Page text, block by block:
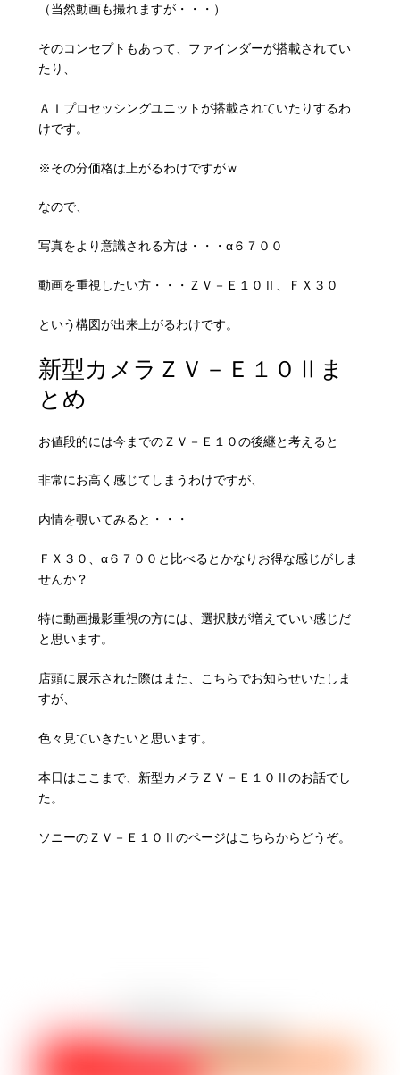
（当然動画も撮れますが・・・）
そのコンセプトもあって、ファインダーが搭載されてい
たり、
ＡＩプロセッシングユニットが搭載されていたりするわ
けです。
※その分価格は上がるわけですがｗ
なので、
写真をより意識される方は・・・α６７００
動画を重視したい方・・・ＺＶ－Ｅ１０Ⅱ、ＦＸ３０
という構図が出来上がるわけです。
新型カメラＺＶ－Ｅ１０Ⅱま
とめ
お値段的には今までのＺＶ－Ｅ１０の後継と考えると
非常にお高く感じてしまうわけですが、
内情を覗いてみると・・・
ＦＸ３０、α６７００と比べるとかなりお得な感じがしま
せんか？
特に動画撮影重視の方には、選択肢が増えていい感じだ
と思います。
店頭に展示された際はまた、こちらでお知らせいたしま
すが、
色々見ていきたいと思います。
本日はここまで、新型カメラＺＶ－Ｅ１０Ⅱのお話でし
た。
ソニーのＺＶ－Ｅ１０Ⅱのページはこちらからどうぞ。